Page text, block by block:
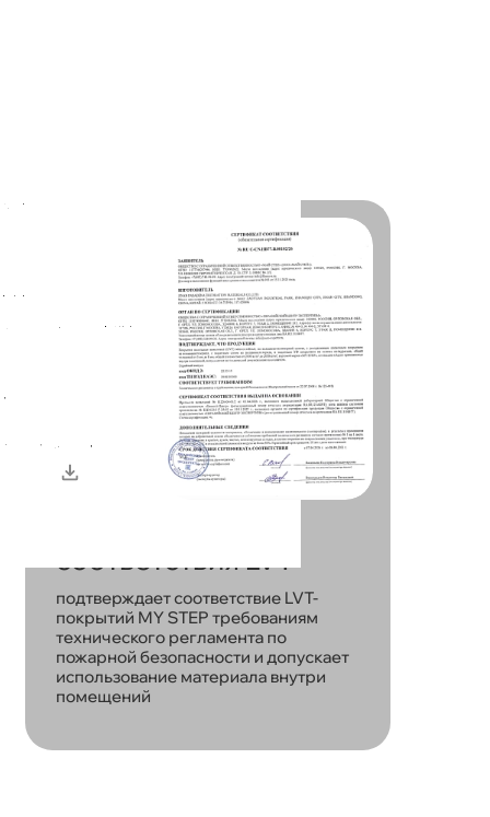
соответствия LVT
подтверждает соответствие LVT-
покрытий MY STEP требованиям
технического регламента по
пожарной безопасности и допускает
использование материала внутри
помещений